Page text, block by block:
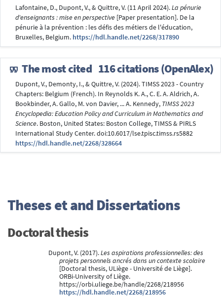
Lafontaine, D., Dupont, V., & Quittre, V. (11 April 2024).La pénurie
d'enseignants : mise en perspective [Paper presentation]. De la
pénurie à la prévention : les défis des métiers de l'éducation,
Bruxelles, Belgium. https://hdl.handle.net/2268/317890
The most cited 116 citations (OpenAlex)
Dupont, V., Demonty, I., & Quittre, V. (2024). TIMSS 2023 - Country
Chapters: Belgium (French). In Reynolds K. A., C. E. A. Aldrich, A.
Bookbinder, A. Gallo, M. von Davier, ... A. Kennedy, TIMSS 2023
Encyclopedia: Education Policy and Curriculum in Mathematics and
Science. Boston, United States: Boston College, TIMSS & PIRLS
International Study Center. doi:10.6017/lse.tpisc.timss.rs5882
https://hdl.handle.net/2268/328664
Theses et and Dissertations
Doctoral thesis
Dupont, V. (2017).Les aspirations professionnelles: des
projets personnels ancrés dans un contexte scolaire
[Doctoral thesis, ULiège - Université de Liège].
ORBi-University of Liège.
https://orbi.uliege.be/handle/2268/218956
https://hdl.handle.net/2268/218956